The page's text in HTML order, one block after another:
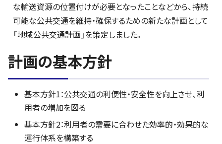
な輸送資源の位置付けが必要となったことなどから、持続
可能な公共交通を維持・確保するための新たな計画として
「地域公共交通計画」を策定しました。
計画の基本方針
基本方針1：公共交通の利便性・安全性を向上させ、利
用者の増加を図る
基本方針2：利用者の需要に合わせた効率的・効果的な
運行体系を構築する